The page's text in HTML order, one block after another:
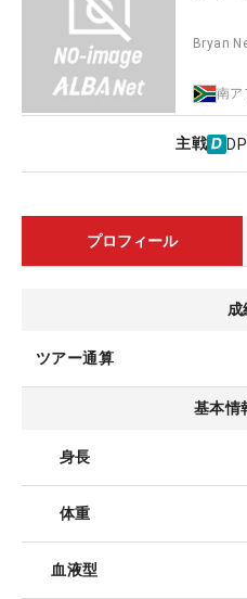
Bryan
南ア
主戦
プロフィール
成
ツアー通算
基本情
身長
体重
血液型